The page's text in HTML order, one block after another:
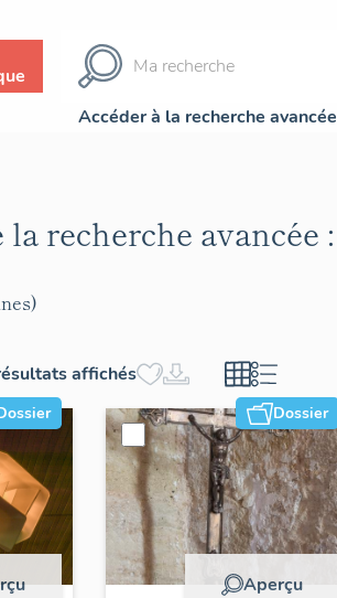
Accéder à la recherche avancée
la recherche avancée :
affichés
Dossier
Aperçu